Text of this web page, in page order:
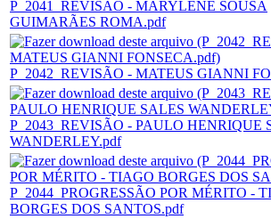
P_2041_REVISÃO - MARYLENE SOUSA
GUIMARÃES ROMA.pdf
P_2042_REVISÃO - MATEUS GIANNI
P_2043_REVISÃO - PAULO HENRIQUE
WANDERLEY.pdf
P_2044_PROGRESSÃO POR MÉRITO -
BORGES DOS SANTOS.pdf